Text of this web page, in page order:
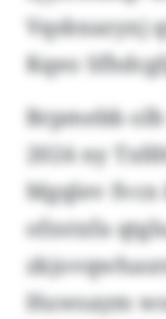
Vqsbxazyxj
Kqeo
Brpmebb
2024 ny
Mgqlev
ofzstxfa
Huwsaym